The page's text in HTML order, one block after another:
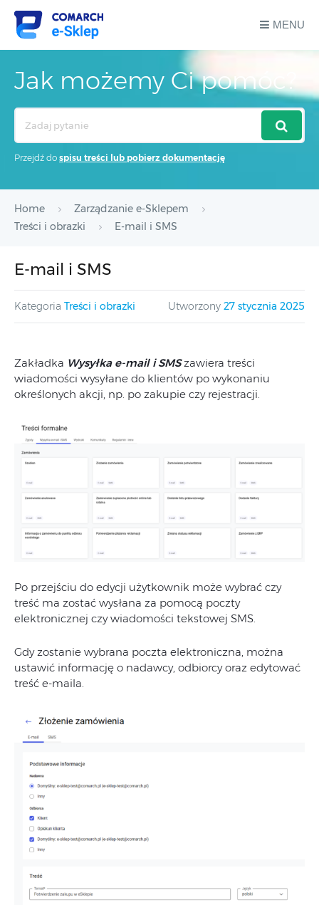
MENU
Jak możemy Ci pomóc?
Przejdź do spisu treści lub pobierz dokumentację
Home
Zarządzanie e-Sklepem
Treści i obrazki
E-mail i SMS
E-mail i SMS
Kategoria Treści i obrazki Utworzony 27 stycznia 2025
Zakładka Wysyłka e-mail i SMSzawiera treści
wiadomości wysyłane do klientów po wykonaniu
określonych akcji, np. po zakupie czy rejestracji.
Po przejściu do edycji użytkownik może wybrać czy
treść ma zostać wysłana za pomocą poczty
elektronicznej czy wiadomości tekstowej SMS.
Gdy zostanie wybrana poczta elektroniczna, można
ustawić informację o nadawcy, odbiorcy oraz edytować
treść e-maila.